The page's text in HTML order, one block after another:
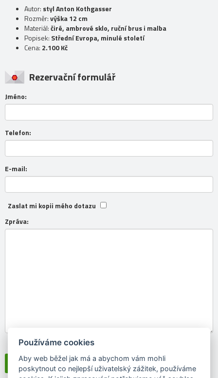
Autor: styl Anton Kothgasser
Rozměr:výška 12 cm
Materiál:čiré, ambrové sklo, ruční brus i malba
Popisek: Střední Evropa, minulé století
Cena: 2.100 Kč
Rezervační formulář
Jméno:
Telefon:
E-mail:
Zaslat mi kopii mého dotazu
Zpráva:
Souhlasím sezpracováním osobních údajů
Používáme cookies
Aby web běžel jak má a abychom vám mohli
poskytnout co nejlepší uživatelský zážitek, používáme